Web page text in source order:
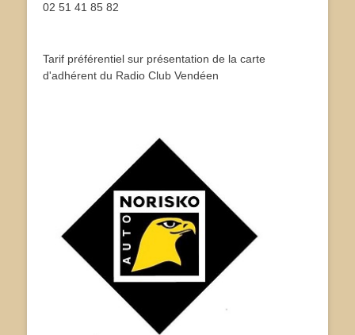
02 51 41 85 82
Tarif préférentiel sur présentation de la carte
d'adhérent du Radio Club Vendéen